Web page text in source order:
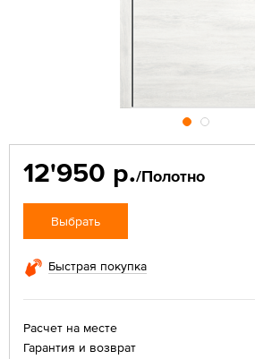
12'950 р./Полотно
Выбрать
Быстрая покупка
Расчет на месте
Гарантия и возврат